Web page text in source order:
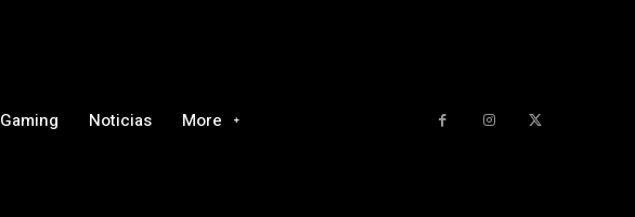
Gaming Noticias More